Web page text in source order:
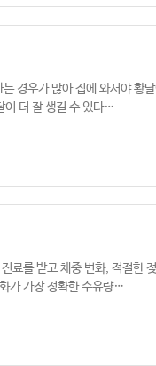
경우가 많아 집에 와서야 황
이 더 잘 생길 수 있다…
료를 받고 체중 변화, 적절한
가 가장 정확한 수유량…